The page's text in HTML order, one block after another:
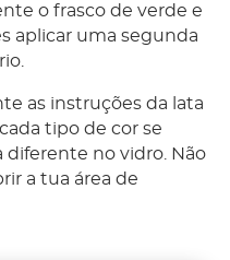
o frasco de verde e
aplicar uma segunda
as instruções da lata
tipo de cor se
no vidro. Não
a tua área de